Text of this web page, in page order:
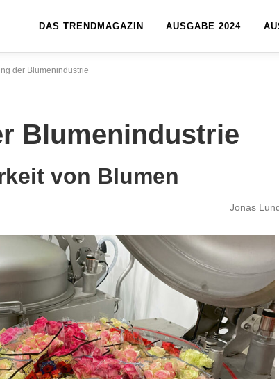
DAS TRENDMAGAZIN AUSGABE 2024
der Blumenindustrie
Blumenindustrie
von Blumen
Jonas